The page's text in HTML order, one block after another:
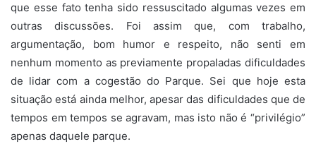
que esse fato tenha sido ressuscitado algumas vezes em
outras discussões. Foi assim que, com trabalho,
argumentação, bom humor e respeito, não senti em
nenhum momento as previamente propaladas dificuldades
de lidar com a cogestão do Parque. Sei que hoje esta
situação está ainda melhor, apesar das dificuldades que de
tempos em tempos se agravam, mas isto não é “privilégio”
apenas daquele parque.